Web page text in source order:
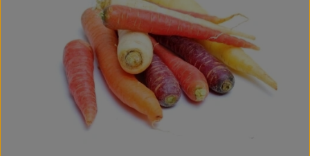
Neues & Angebote
Obst & Gemüse
Speisekammer